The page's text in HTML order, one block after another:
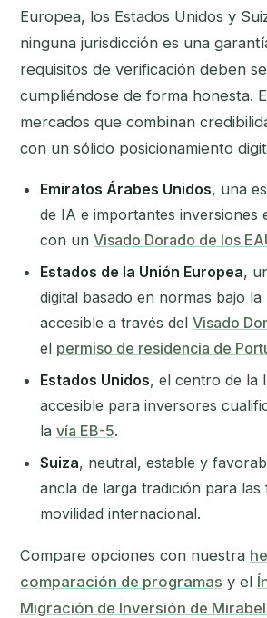
Europea, los Estados Unidos y
ninguna jurisdicción es una
requisitos de verificación deben
cumpliéndose de forma honesta.
mercados que combinan
con un sólido posicionamiento
Emiratos Árabes Unidos, una
de IA e importantes inversiones
con un Visado Dorado de los
Estados de la Unión Europea,
digital basado en normas bajo la
accesible a través del Visado
el permiso de residencia de
Estados Unidos, el centro de la
accesible para inversores
la vía EB-5.
Suiza, neutral, estable y
ancla de larga tradición para las
movilidad internacional.
Compare opciones con nuestra
comparación de programas y el
Migración de Inversión de